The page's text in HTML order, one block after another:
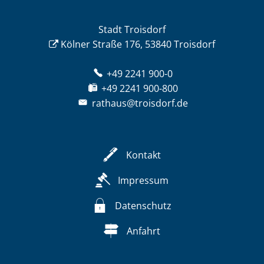
Stadt Troisdorf
Kölner Straße 176, 53840 Troisdorf
+49 2241 900-0
+49 2241 900-800
rathaus@troisdorf.de
Kontakt
Impressum
Datenschutz
Anfahrt